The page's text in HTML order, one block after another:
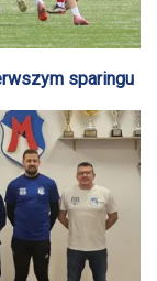
sparingu